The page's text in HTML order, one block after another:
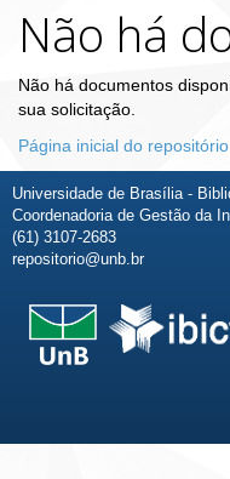
Não há
Não há documentos
sua solicitação.
Página inicial do repositório
Universidade de Brasília -
Coordenadoria de Gestão da
(61) 3107-2683
repositorio@unb.br